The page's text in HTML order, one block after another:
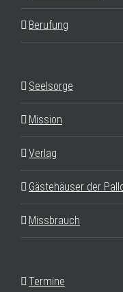
Berufung
Seelsorge
Mission
Verlag
Gästehäuser der
Missbrauch
Termine